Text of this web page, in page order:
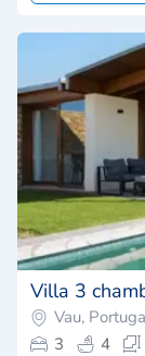
Villa 3
Vau,
3
4